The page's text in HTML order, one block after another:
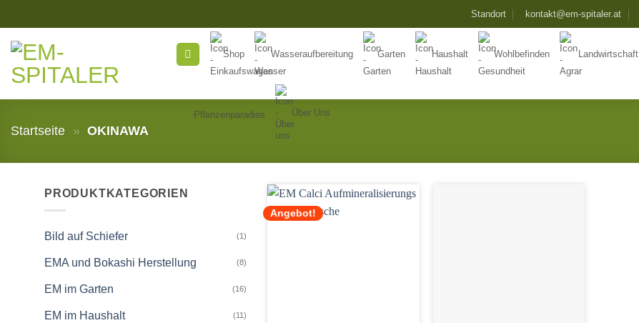
Inhalt
springen
Standort kontakt@em-spitaler.at
Shop Wasseraufbereitung Garten Haushalt Wohlbefinden Landwirtschaft
Pflanzenparadies Über Uns
Startseite » OKINAWA
PRODUKTKATEGORIEN
Bild auf Schiefer (1)
EMA und Bokashi Herstellung (8)
EM im Garten (16)
EM im Haushalt (11)
Angebot!